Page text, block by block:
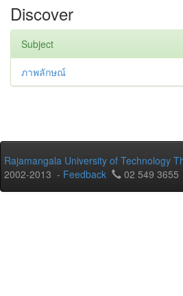
Discover
Subject
ภาพลักษณ์
Rajamangala University of Technology
2002-2013 - Feedback 02 549 3655